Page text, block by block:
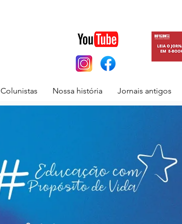
Colunistas Nossa história Jornais antigos